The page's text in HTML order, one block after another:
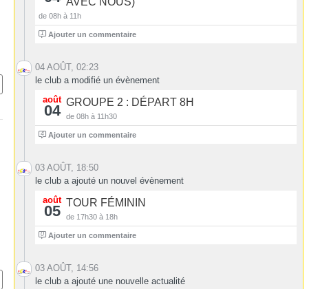
de 08h à 11h
1 Ajouter un commentaire
04 AOÛT, 02:23
le club a modifié un évènement
août
04 GROUPE 2 : DÉPART 8H
de 08h à 11h30
4 Ajouter un commentaire
03 AOÛT, 18:50
le club a ajouté un nouvel évènement
août
05 TOUR FÉMININ
de 17h30 à 18h
0 Ajouter un commentaire
03 AOÛT, 14:56
le club a ajouté une nouvelle actualité